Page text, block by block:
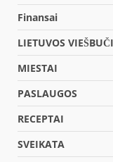
Finansai
LIETUVOS
MIESTAI
PASLAUGOS
RECEPTAI
SVEIKATA